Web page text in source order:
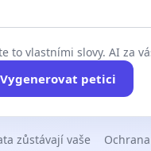
to vlastními slovy. AI za
Vygenerovat petici
zůstávají vaše